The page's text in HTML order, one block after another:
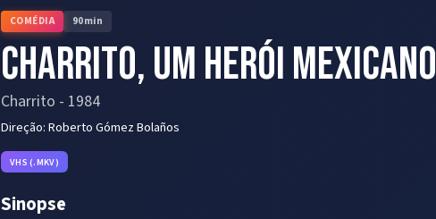
COMÉDIA 90min
Charrito, Um Herói Mexicano
Charrito - 1984
Direção:Roberto Gómez Bolaños
VHS (.MKV)
Sinopse